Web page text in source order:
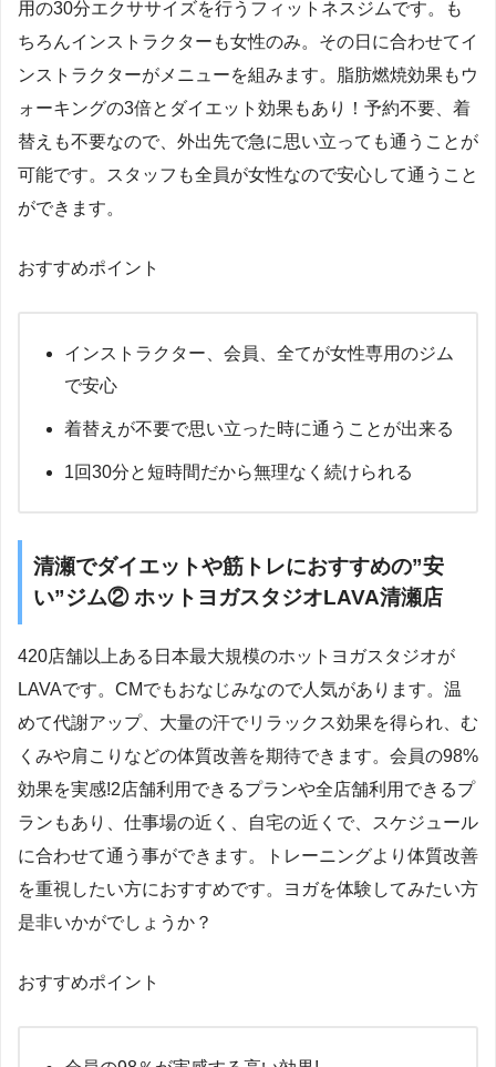
用の30分エクササイズを行うフィットネスジムです。も
ちろんインストラクターも女性のみ。その日に合わせてイ
ンストラクターがメニューを組みます。脂肪燃焼効果もウ
ォーキングの3倍とダイエット効果もあり！予約不要、着
替えも不要なので、外出先で急に思い立っても通うことが
可能です。スタッフも全員が女性なので安心して通うこと
ができます。
おすすめポイント
インストラクター、会員、全てが女性専用のジム
で安心
着替えが不要で思い立った時に通うことが出来る
1回30分と短時間だから無理なく続けられる
清瀬でダイエットや筋トレにおすすめの”安
い”ジム② ホットヨガスタジオLAVA清瀬店
420店舗以上ある日本最大規模のホットヨガスタジオが
LAVAです。CMでもおなじみなので人気があります。温
めて代謝アップ、大量の汗でリラックス効果を得られ、む
くみや肩こりなどの体質改善を期待できます。会員の98%
効果を実感!2店舗利用できるプランや全店舗利用できるプ
ランもあり、仕事場の近く、自宅の近くで、スケジュール
に合わせて通う事ができます。トレーニングより体質改善
を重視したい方におすすめです。ヨガを体験してみたい方
是非いかがでしょうか？
おすすめポイント